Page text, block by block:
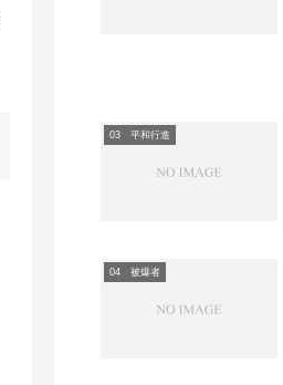
03 平和行進
04 被爆者